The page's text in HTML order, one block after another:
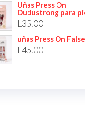
Uñas Press On
Dudustrong para
L 35.00
uñas Press On
L 45.00